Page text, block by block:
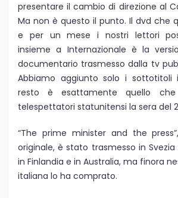
presentare il cambio di direzione al
Ma non è questo il punto. Il dvd che
e per un mese i nostri lettori
insieme a Internazionale è la
documentario trasmesso dalla tv
Abbiamo aggiunto solo i sottotitoli
resto è esattamente quello
telespettatori statunitensi la sera del
“The prime minister and the
originale, è stato trasmesso in Svezia
in Finlandia e in Australia, ma finora
italiana lo ha comprato.